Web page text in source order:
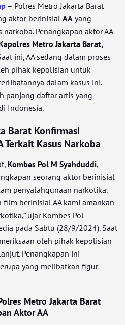
– Polres Metro Jakarta Barat
aktor berinisial AA yang
Penangkapan aktor AA
Metro Jakarta Barat,
ini, AA sedang dalam proses
pihak kepolisian untuk
dalam kasus ini.
panjang daftar artis yang
Indonesia.
Barat Konfirmasi
Terkait Kasus Narkoba
Kombes Pol M Syahduddi,
seorang aktor berinisial
penyalahgunaan narkotika.
film berinisial AA kami amankan
ujar Kombes Pol
pada Sabtu (28/9/2024). Saat
oleh pihak kepolisian
Penangkapan ini
yang melibatkan figur
Metro Jakarta Barat
Aktor AA